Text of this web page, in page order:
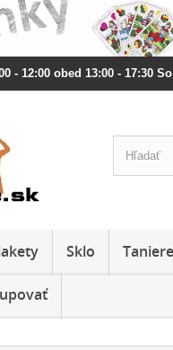
- 12:00 obed 13:00 - 17:30
Sklo Taniere